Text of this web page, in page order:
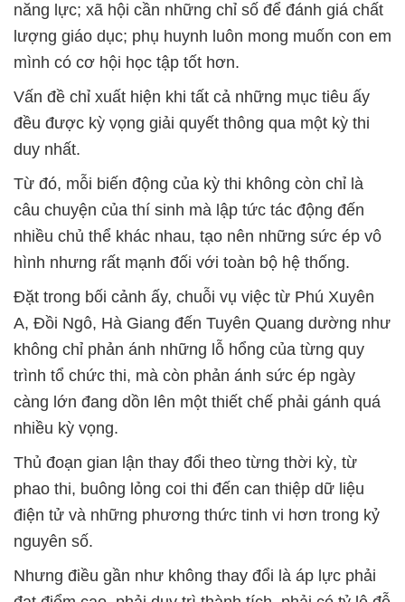
năng lực; xã hội cần những chỉ số để đánh giá chất
lượng giáo dục; phụ huynh luôn mong muốn con em
mình có cơ hội học tập tốt hơn.
Vấn đề chỉ xuất hiện khi tất cả những mục tiêu ấy
đều được kỳ vọng giải quyết thông qua một kỳ thi
duy nhất.
Từ đó, mỗi biến động của kỳ thi không còn chỉ là
câu chuyện của thí sinh mà lập tức tác động đến
nhiều chủ thể khác nhau, tạo nên những sức ép vô
hình nhưng rất mạnh đối với toàn bộ hệ thống.
Đặt trong bối cảnh ấy, chuỗi vụ việc từ Phú Xuyên
A, Đồi Ngô, Hà Giang đến Tuyên Quang dường như
không chỉ phản ánh những lỗ hổng của từng quy
trình tổ chức thi, mà còn phản ánh sức ép ngày
càng lớn đang dồn lên một thiết chế phải gánh quá
nhiều kỳ vọng.
Thủ đoạn gian lận thay đổi theo từng thời kỳ, từ
phao thi, buông lỏng coi thi đến can thiệp dữ liệu
điện tử và những phương thức tinh vi hơn trong kỷ
nguyên số.
Nhưng điều gần như không thay đổi là áp lực phải